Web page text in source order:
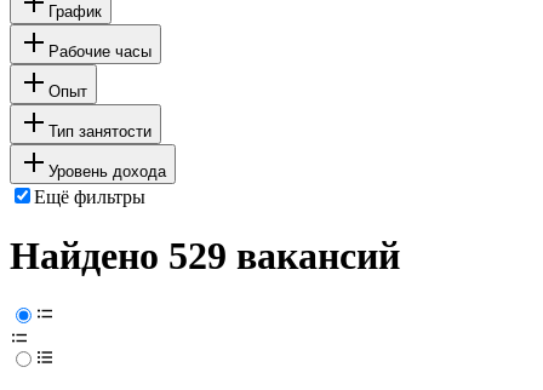
График
Рабочие часы
Опыт
Тип занятости
Уровень дохода
Ещё фильтры
Найдено 529 вакансий